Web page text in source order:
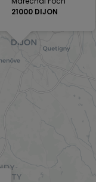
21000 DIJON